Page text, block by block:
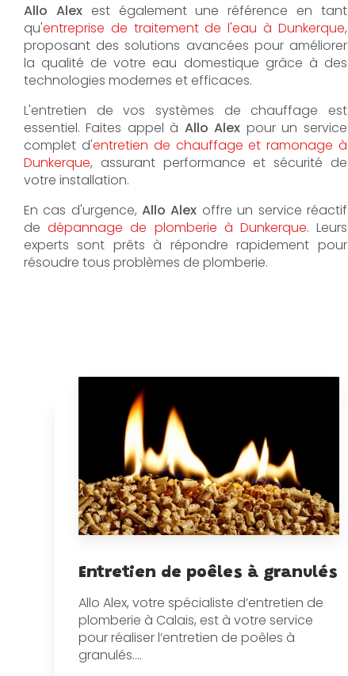
Allo Alexest également une référence en tant
qu'entreprise de traitement de l'eau à Dunkerque,
proposant des solutions avancées pour améliorer
la qualité de votre eau domestique grâce à des
technologies modernes et efficaces.
L'entretien de vos systèmes de chauffage est
essentiel. Faites appel à Allo Alex pour un service
complet d'entretien de chauffage et ramonage à
Dunkerque, assurant performance et sécurité de
votre installation.
En cas d'urgence,Allo Alex offre un service réactif
dedépannage de plomberie à Dunkerque. Leurs
experts sont prêts à répondre rapidement pour
résoudre tous problèmes de plomberie.
Entretien de poêles à granulés
Allo Alex, votre spécialiste d’entretien de
plomberie à Calais, est à votre service
pour réaliser l’entretien de poêles à
granulés....